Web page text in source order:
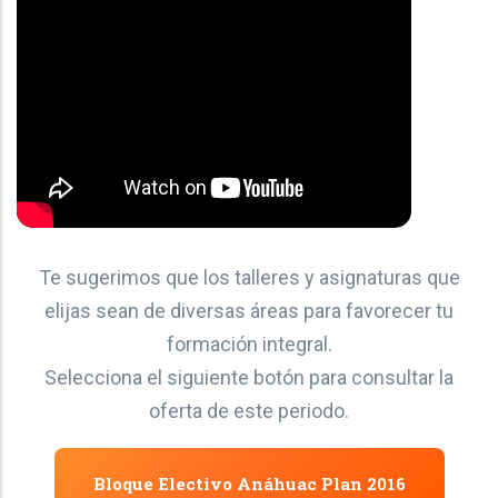
Te sugerimos que los talleres y asignaturas que
elijas sean de diversas áreas para favorecer tu
formación integral.
Selecciona el siguiente botón para consultar la
oferta de este periodo.
Bloque Electivo Anáhuac Plan 2016